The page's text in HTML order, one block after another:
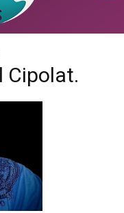
Cipolat.